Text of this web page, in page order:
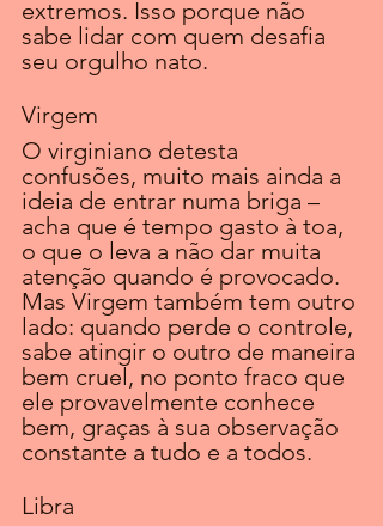
extremos. Isso porque não
sabe lidar com quem desafia
seu orgulho nato.
Virgem
O virginiano detesta
confusões, muito mais ainda a
ideia de entrar numa briga –
acha que é tempo gasto à toa,
o que o leva a não dar muita
atenção quando é provocado.
Mas Virgem também tem outro
lado: quando perde o controle,
sabe atingir o outro de maneira
bem cruel, no ponto fraco que
ele provavelmente conhece
bem, graças à sua observação
constante a tudo e a todos.
Libra